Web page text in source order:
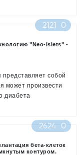
2121 0
"Neo-Islets" -
собой
может произвести
диабета
2624 0
бета-клеток
контуром.